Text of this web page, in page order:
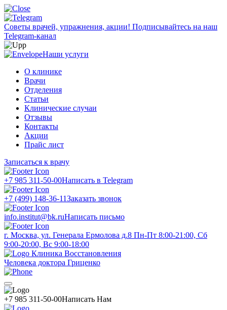
Советы врачей, упражнения, акции! Подписывайтесь на наш
Telegram-канал
Наши услуги
О клинике
Врачи
Отделения
Статьи
Клинические случаи
Отзывы
Контакты
Акции
Прайс лист
Записаться к врачу
+7 985 311-50-00Написать в Telegram
+7 (499) 148-36-11Заказать звонок
info.institut@bk.ruНаписать письмо
г. Москва, ул. Генерала Ермолова д.8 Пн-Пт 8:00-21:00, Сб
9:00-20:00, Вс 9:00-18:00
Клиника Восстановления
Человека доктора Гриценко
+7 985 311-50-00Написать Нам